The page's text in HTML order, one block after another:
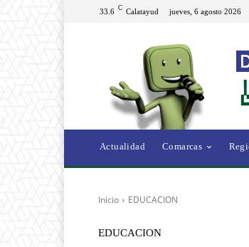
33.6 C Calatayud jueves, 6 agosto 2026
Actualidad Comarcas
Inicio EDUCACION
EDUCACION